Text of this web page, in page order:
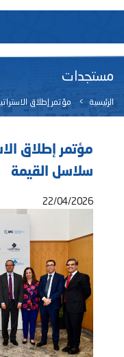
مستجدات
الرئيسية مؤتمر إطلاق
مؤتمر إطلاق
سلاسل القيمة
22/04/2026